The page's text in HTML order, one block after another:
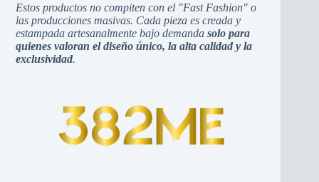
Estos productos no compiten con el "Fast Fashion" o
las producciones masivas. Cada pieza es creada y
estampada artesanalmente bajo demandasolo para
quienes valoran el diseño único, la alta calidad y la
exclusividad.